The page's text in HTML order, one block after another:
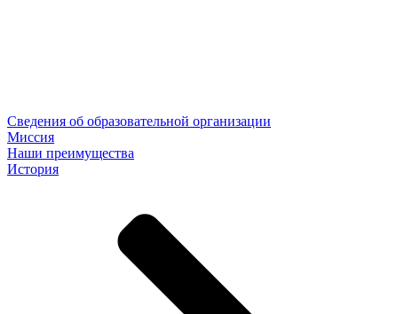
Сведения об образовательной организации
Миссия
Наши преимущества
История